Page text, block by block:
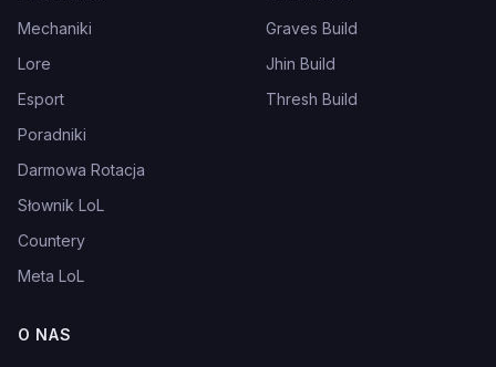
Mechaniki
Lore
Esport
Poradniki
Darmowa Rotacja
Słownik LoL
Countery
Meta LoL
Graves Build
Jhin Build
Thresh Build
O NAS